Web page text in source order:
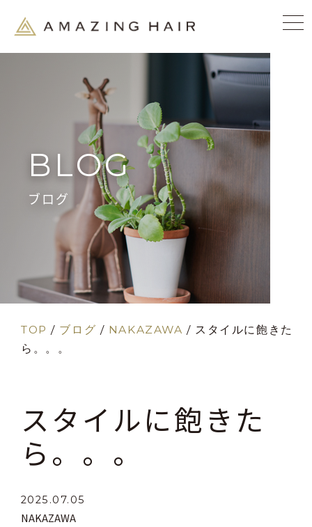
BLOG
ブログ
TOP / ブログ / NAKAZAWA / スタイルに飽きた
ら。。。
スタイルに飽きた
ら。。。
2025.07.05
NAKAZAWA